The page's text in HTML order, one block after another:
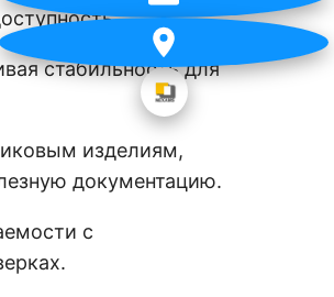
стабильность для
изделиям,
документацию.
с